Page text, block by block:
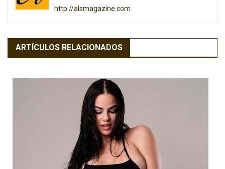
http://alsmagazine.com
ARTÍCULOS RELACIONADOS